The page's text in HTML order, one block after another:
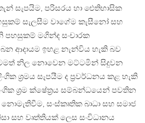
සැපයිම, පරිසරය හා ඓතිහාසික
සැලසීම වාගේම කැසීනෝ සහ
පහසුකම් මගින්ද සංචාරක
ආදායම ඉහළ නැන්විය හැකි බව
නිල නොවෙන මට්ටමින් සිදුවන
ශ්‍රමය සැපයීම ද ප්‍රවර්ධනය කළ හැකි
ශ්‍රම ක්ෂේත්‍රය සම්බන්ධයෙන් පවතින
සංස්කෘතික බාධා සහ සමාජ
සහ වෘත්තියක් ලෙස සංවිධානය